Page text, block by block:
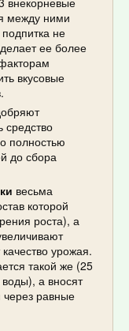
между ними
не
ее более
вкусовые
средство
полностью
до сбора
весьма
которой
роста), а
урожая.
такой же (25
а вносят
через равные